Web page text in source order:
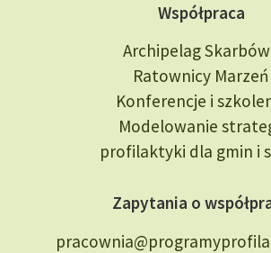
Współpraca
Archipelag
Ratownicy Marzeń
Konferencje i
Modelowanie
profilaktyki dla gmin i
Zapytania o